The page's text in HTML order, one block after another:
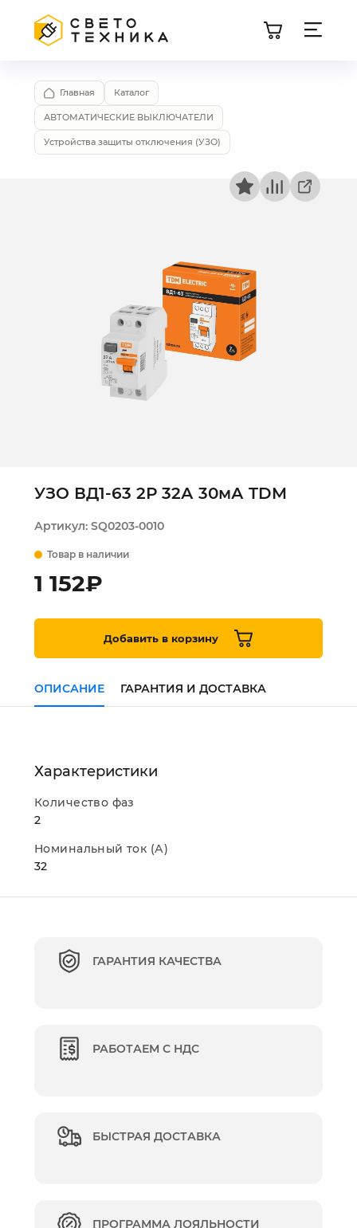
Главная Каталог
АВТОМАТИЧЕСКИЕ ВЫКЛЮЧАТЕЛИ
Устройства защиты отключения (УЗО)
УЗО ВД1-63 2Р 32А 30мА TDM
Артикул: SQ0203-0010
Товар в наличии
1 152₽
Добавить в корзину
ОПИСАНИЕ ГАРАНТИЯ И ДОСТАВКА
Характеристики
Количество фаз
2
Номинальный ток (А)
32
ГАРАНТИЯ КАЧЕСТВА
РАБОТАЕМ С НДС
БЫСТРАЯ ДОСТАВКА
ПРОГРАММА ЛОЯЛЬНОСТИ